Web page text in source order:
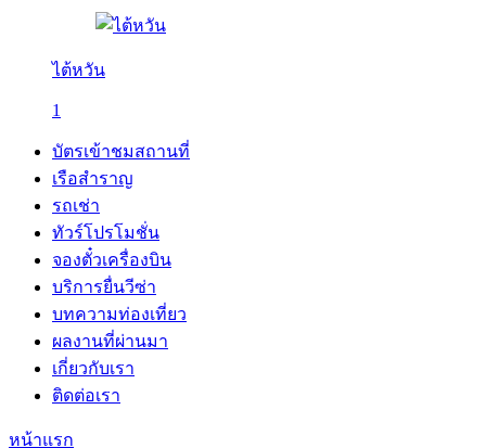
ไต้หวัน
1
บัตรเข้าชมสถานที่
เรือสำราญ
รถเช่า
ทัวร์โปรโมชั่น
จองตั๋วเครื่องบิน
บริการยื่นวีซ่า
บทความท่องเที่ยว
ผลงานที่ผ่านมา
เกี่ยวกับเรา
ติดต่อเรา
หน้าแรก